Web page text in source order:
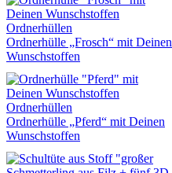
Ordnerhüllen
Ordnerhülle „Frosch“ mit Deinen
Wunschstoffen
Ordnerhüllen
Ordnerhülle „Pferd“ mit Deinen
Wunschstoffen